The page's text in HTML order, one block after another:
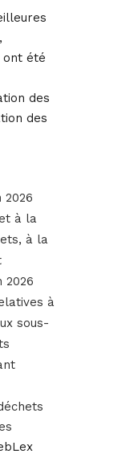
ont été
des
des
2026
à la
à la
2026
à
sous-